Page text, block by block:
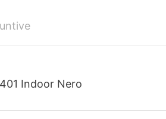
Indoor Nero